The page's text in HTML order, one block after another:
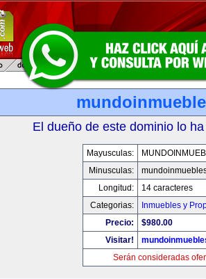
El dueño de este dominio lo
Mayusculas:
Minusculas:
Longitud:
14 caracteres
Categorias:
Inmuebles y
Precio:
$980.00
Visitar!
Serán consideradas